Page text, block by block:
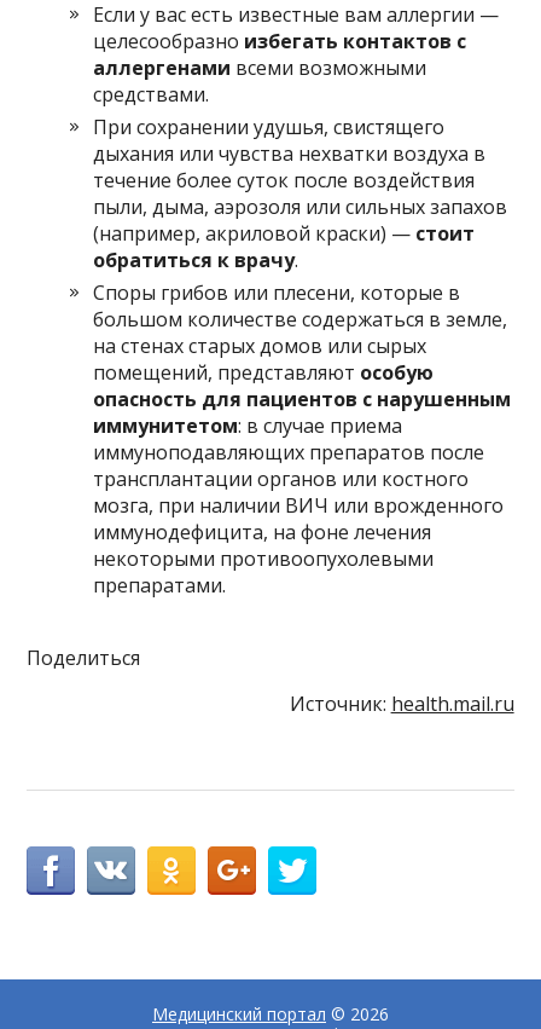
Если у вас есть известные вам аллергии —
целесообразно избегать контактов с
аллергенами всеми возможными
средствами.
При сохранении удушья, свистящего
дыхания или чувства нехватки воздуха в
течение более суток после воздействия
пыли, дыма, аэрозоля или сильных запахов
(например, акриловой краски) — стоит
обратиться к врачу.
Споры грибов или плесени, которые в
большом количестве содержаться в земле,
на стенах старых домов или сырых
помещений, представляют особую
опасность для пациентов с нарушенным
иммунитетом: в случае приема
иммуноподавляющих препаратов после
трансплантации органов или костного
мозга, при наличии ВИЧ или врожденного
иммунодефицита, на фоне лечения
некоторыми противоопухолевыми
препаратами.
Поделиться
Источник: health.mail.ru
Медицинский портал © 2026